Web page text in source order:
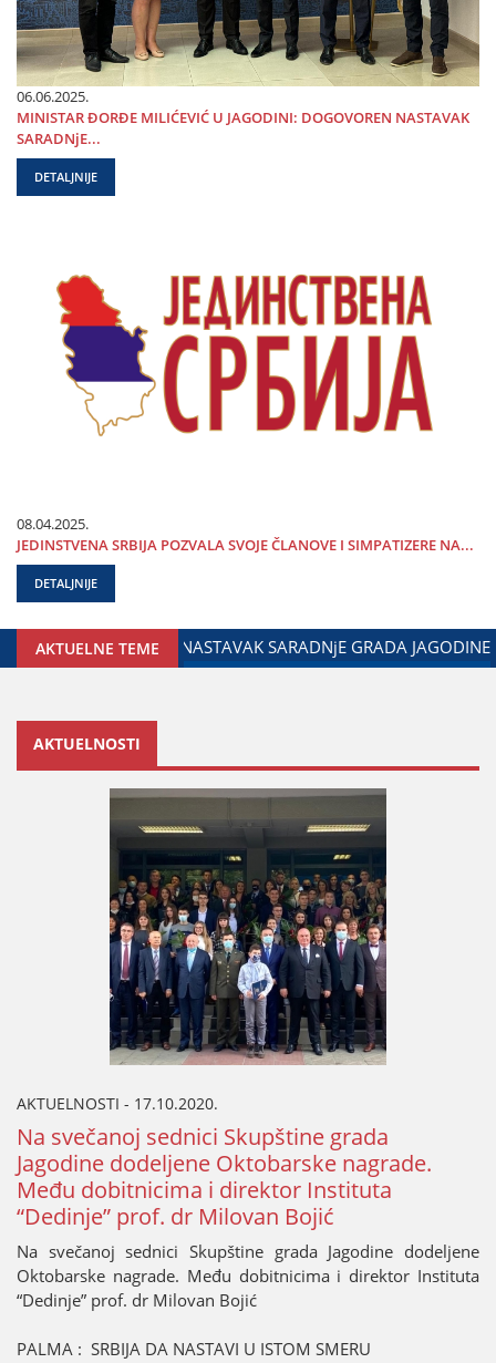
06.06.2025.
MINISTAR ĐORĐE MILIĆEVIĆ U ЈAGODINI: DOGOVOREN NASTAVAK
SARADNjE...
DETALJNIJE
08.04.2025.
ЈEDINSTVENA SRBIЈA POZVALA SVOЈE ČLANOVE I SIMPATIZERE NA...
DETALJNIJE
AKTUELNE TEMEDALIBOR MARKOVIĆ NA OBELEŽAVANjU
AKTUELNOSTI
AKTUELNOSTI - 17.10.2020.
Na svečanoј sednici Skupštine grada
Јagodine dodeljene Oktobarske nagrade.
Među dobitnicima i direktor Instituta
“Dedinje” prof. dr Milovan Boјić
Na svečanoј sednici Skupštine grada Јagodine dodeljene
Oktobarske nagrade. Među dobitnicima i direktor Instituta
“Dedinje” prof. dr Milovan Boјić
PALMA : SRBIЈA DA NASTAVI U ISTOM SMERU